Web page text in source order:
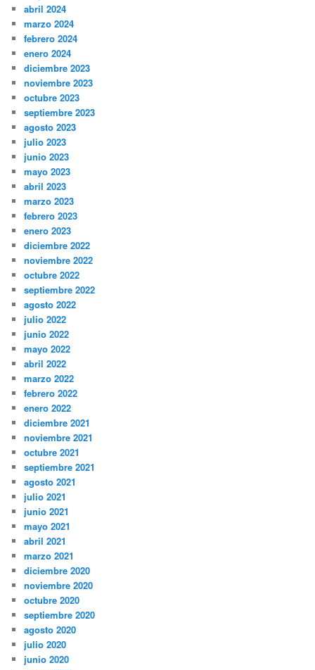
abril 2024
marzo 2024
febrero 2024
enero 2024
diciembre 2023
noviembre 2023
octubre 2023
septiembre 2023
agosto 2023
julio 2023
junio 2023
mayo 2023
abril 2023
marzo 2023
febrero 2023
enero 2023
diciembre 2022
noviembre 2022
octubre 2022
septiembre 2022
agosto 2022
julio 2022
junio 2022
mayo 2022
abril 2022
marzo 2022
febrero 2022
enero 2022
diciembre 2021
noviembre 2021
octubre 2021
septiembre 2021
agosto 2021
julio 2021
junio 2021
mayo 2021
abril 2021
marzo 2021
diciembre 2020
noviembre 2020
octubre 2020
septiembre 2020
agosto 2020
julio 2020
junio 2020